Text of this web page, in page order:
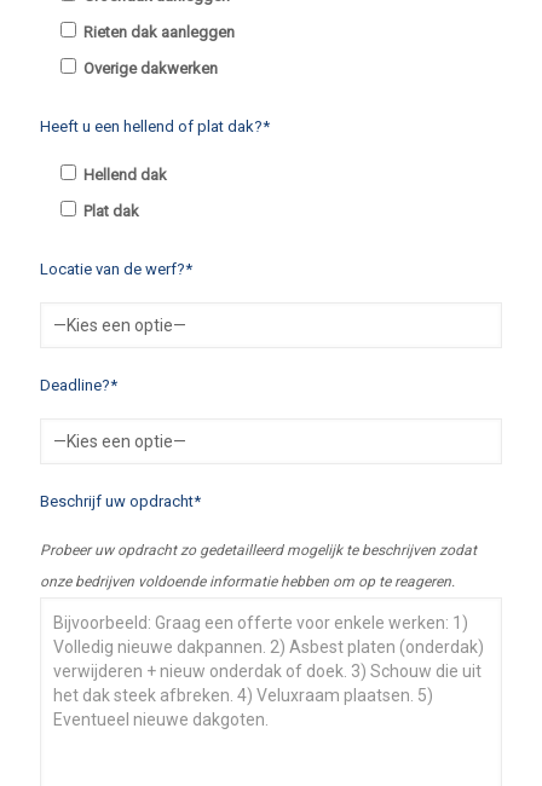
Rieten dak aanleggen
Overige dakwerken
Heeft u een hellend of plat dak?*
Hellend dak
Plat dak
Locatie van de werf?*
Deadline?*
Beschrijf uw opdracht*
Probeer uw opdracht zo gedetailleerd mogelijk te beschrijven zodat
onze bedrijven voldoende informatie hebben om op te reageren.